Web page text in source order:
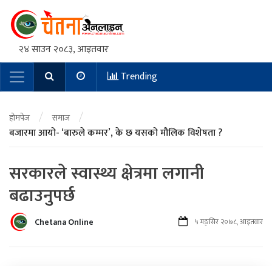
२४ साउन २०८३, आइतवार
Main NavigationTrending
होमपेज / समाज /
बजारमा आयो- ‘बारुले कम्मर’, के छ यसको मौलिक विशेषता ?
सरकारले स्वास्थ्य क्षेत्रमा लगानी
बढाउनुपर्छ
Chetana Online ५ मङ्सिर २०७८, आइतवार